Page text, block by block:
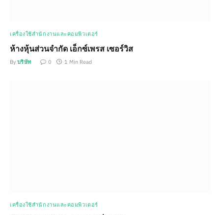
เครื่องใช้สำนักงานและคอมพิวเตอร์
ห้างหุ้นส่วนจำกัด เอ็กซ์เพรส เซอร์วิส
By บริษัท 0 1 Min Read
เครื่องใช้สำนักงานและคอมพิวเตอร์